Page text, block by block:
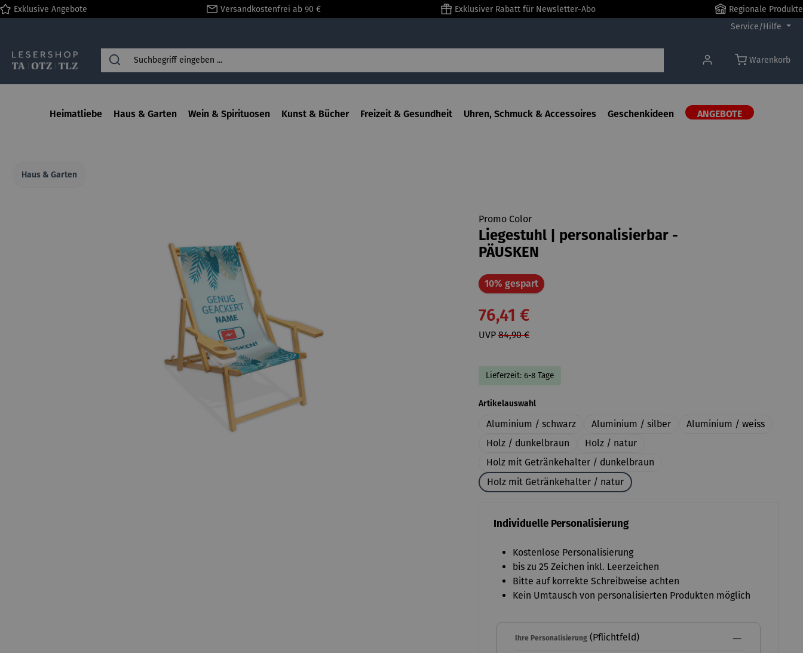
Zur Hauptnavigation springen
Exklusive Angebote Versandkostenfrei ab 90 € Exklusiver Rabatt für Newsletter-Abo
Regionale Produkte
Service/Hilfe
Warenkorb
Heimatliebe Haus & Garten Wein & Spirituosen Kunst & Bücher Freizeit & Gesundheit Uhren, Schmuck & Accessoires Geschenkideen ANGEBOTE
Haus & Garten
Promo Color
Liegestuhl | personalisierbar -
PÄUSKEN
10% gespartRabatt
76,41 €
UVP84,90 €
Lieferzeit: 6-8 Tage
Artikelauswahlauswählen
Aluminium / schwarz Aluminium / silber
Aluminium / weiss
Holz / dunkelbraun
Holz / natur
Holz mit Getränkehalter / dunkelbraun
Holz mit Getränkehalter / natur
Individuelle Personalisierung
Kostenlose Personalisierung
bis zu 25 Zeichen inkl. Leerzeichen
Bitte auf korrekte Schreibweise achten
Kein Umtausch von personalisierten Produkten möglich
Ihre Personalisierung(Pflichtfeld)